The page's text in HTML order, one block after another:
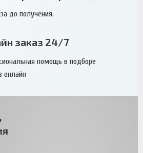
до получения.
заказ 24/7
помощь в подборе
онлайн